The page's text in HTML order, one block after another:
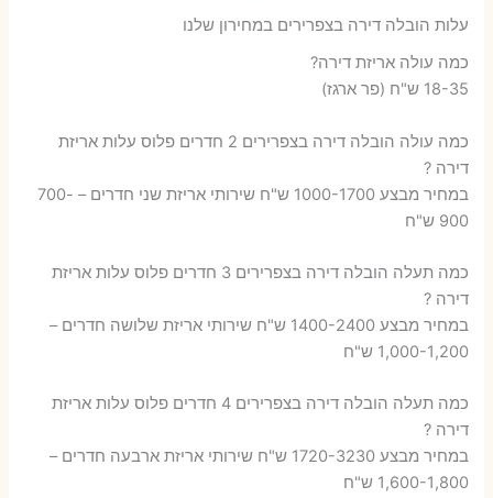
עלות הובלה דירה בצפרירים במחירון שלנו
כמה עולה אריזת דירה​?
18-35 ש"ח (פר ארגז)
כמה עולה הובלה דירה בצפרירים 2 חדרים פלוס עלות אריזת
דירה ?
במחיר מבצע 1000-1700 ש"ח שירותי אריזת שני חדרים – 700-
900 ש"ח
כמה תעלה הובלה דירה בצפרירים 3 חדרים פלוס עלות אריזת
דירה ?
במחיר מבצע 1400-2400 ש"ח שירותי אריזת שלושה חדרים –
1,000-1,200 ש"ח
כמה תעלה הובלה דירה בצפרירים 4 חדרים פלוס עלות אריזת
דירה ?
במחיר מבצע 1720-3230 ש"ח שירותי אריזת ארבעה חדרים –
1,600-1,800 ש"ח